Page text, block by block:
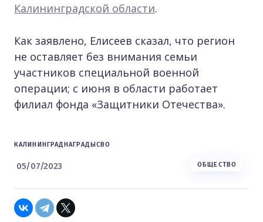
Калининградской области.
Как заявлено, Елисеев сказал, что регион
не оставляет без внимания семьи
участников специальной военной
операции; с июня в области работает
филиал фонда «Защитники Отечества».
КАЛИНИНГРАДНАГРАДЫСВО
05/07/2023 ОБЩЕСТВО